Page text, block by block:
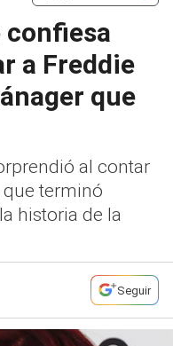
confiesa
a Freddie
que
al contar
terminó
historia de la
Seguir